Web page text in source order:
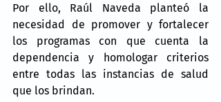
Por ello, Raúl Naveda planteó la
necesidad de promover y fortalecer
los programas con que cuenta la
dependencia y homologar criterios
entre todas las instancias de salud
que los brindan.